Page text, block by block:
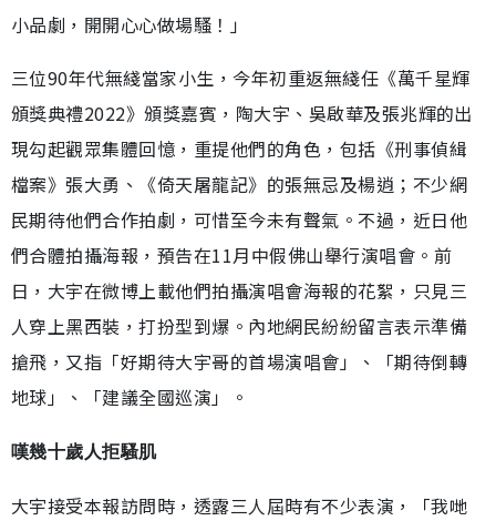
小品劇，開開心心做場騷！」
三位90年代無綫當家小生，今年初重返無綫任《萬千星輝
頒獎典禮2022》頒獎嘉賓，陶大宇、吳啟華及張兆輝的出
現勾起觀眾集體回憶，重提他們的角色，包括《刑事偵緝
檔案》張大勇、《倚天屠龍記》的張無忌及楊逍；不少網
民期待他們合作拍劇，可惜至今未有聲氣。不過，近日他
們合體拍攝海報，預告在11月中假佛山舉行演唱會。前
日，大宇在微博上載他們拍攝演唱會海報的花絮，只見三
人穿上黑西裝，打扮型到爆。內地網民紛紛留言表示準備
搶飛，又指「好期待大宇哥的首場演唱會」、「期待倒轉
地球」、「建議全國巡演」。
嘆幾十歲人拒騷肌
大宇接受本報訪問時，透露三人屆時有不少表演，「我哋